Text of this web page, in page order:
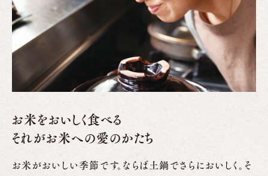
お米をおいしく食べる
それがお米への愛のかたち
お米がおいしい季節です。ならば土鍋でさらにおいしく。そ